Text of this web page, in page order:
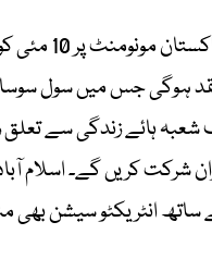
انہوں نے بتایا
ہوگی جس میں سول
ہائے زندگی سے تعلق
شرکت کریں گے۔ اسلام
انٹریکٹو سیشن بھی